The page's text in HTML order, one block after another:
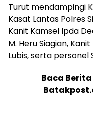
Turut mendampingi
Kasat Lantas Polres
Kanit Kamsel Ipda
M. Heru Siagian,
Lubis, serta
Baca